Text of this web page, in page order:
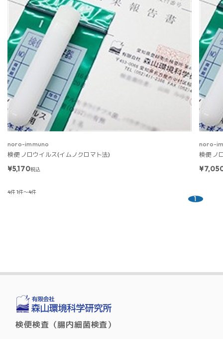
noro-immuno
検便 ノロウイルス(イムノクロマト法)
¥5,170税込
noro-
検便 ノ
4件1件～4件
1
検便検査（腸内細菌検査）